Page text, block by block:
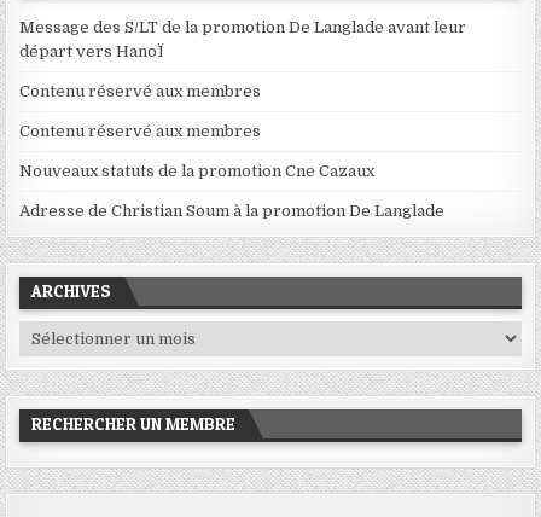
Message des S/LT de la promotion De Langlade avant leur
départ vers HanoÏ
Contenu réservé aux membres
Contenu réservé aux membres
Nouveaux statuts de la promotion Cne Cazaux
Adresse de Christian Soum à la promotion De Langlade
ARCHIVES
Archives
RECHERCHER UN MEMBRE